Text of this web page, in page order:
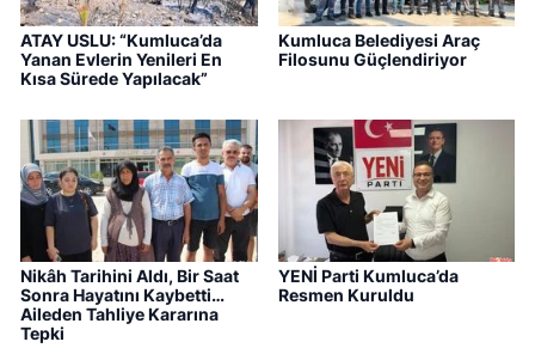
ATAY USLU: “Kumluca’da
Yanan Evlerin Yenileri En
Kısa Sürede Yapılacak”
Kumluca Belediyesi Araç
Filosunu Güçlendiriyor
Nikâh Tarihini Aldı, Bir Saat
Sonra Hayatını Kaybetti…
Aileden Tahliye Kararına
Tepki
YENİ Parti Kumluca’da
Resmen Kuruldu